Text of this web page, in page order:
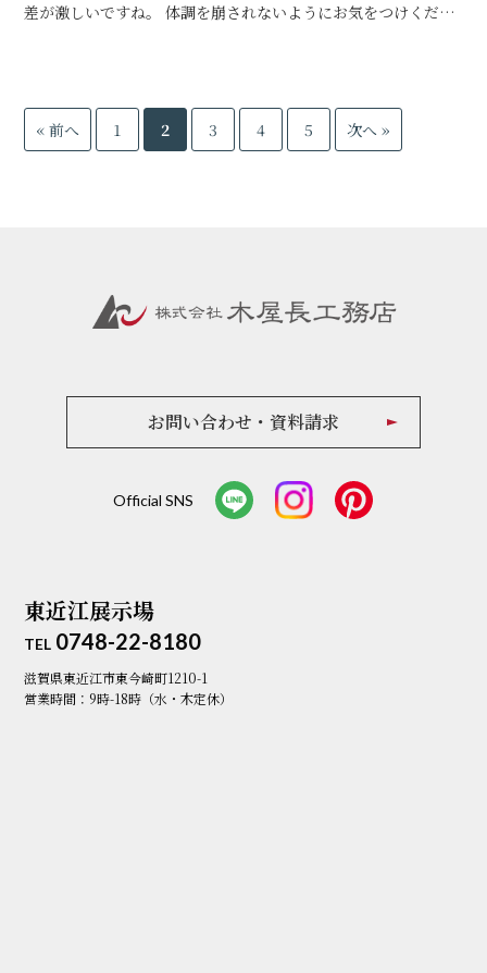
差が激しいですね。 体調を崩されないようにお気をつけくださ
« 前へ 1 2 3 4 5 次へ »
お問い合わせ・資料請求
Official SNS
東近江展示場
TEL 0748-22-8180
滋賀県東近江市東今崎町1210-1
営業時間：9時-18時（水・木定休）